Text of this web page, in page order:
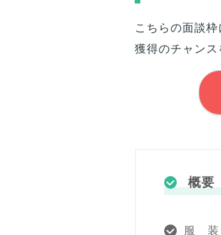
こちらの面談
獲得のチャン
概要
服 装